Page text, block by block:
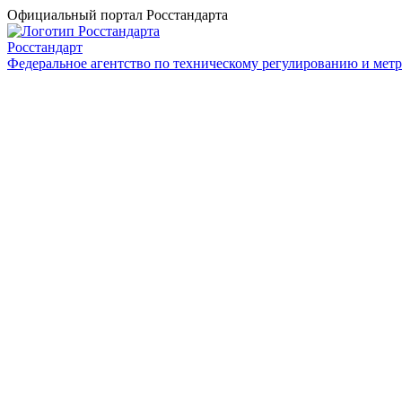
Официальный портал Росстандарта
Росстандарт
Федеральное агентство по техническому регулированию и